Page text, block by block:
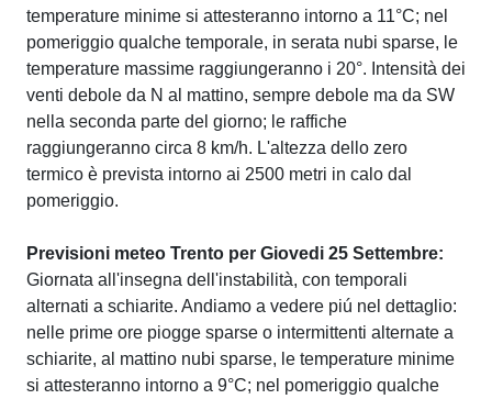
temperature minime si attesteranno intorno a 11°C; nel
pomeriggio qualche temporale, in serata nubi sparse, le
temperature massime raggiungeranno i 20°. Intensità dei
venti debole da N al mattino, sempre debole ma da SW
nella seconda parte del giorno; le raffiche
raggiungeranno circa 8 km/h. L'altezza dello zero
termico è prevista intorno ai 2500 metri in calo dal
pomeriggio.
Previsioni meteo Trento per Giovedi 25 Settembre:
Giornata all'insegna dell'instabilità, con temporali
alternati a schiarite. Andiamo a vedere piú nel dettaglio:
nelle prime ore piogge sparse o intermittenti alternate a
schiarite, al mattino nubi sparse, le temperature minime
si attesteranno intorno a 9°C; nel pomeriggio qualche